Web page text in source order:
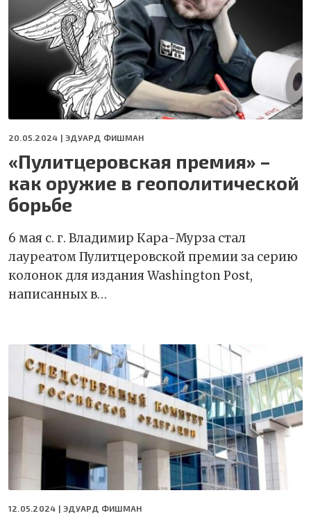
20.05.2024 |ЭДУАРД ФИШМАН
«Пулитцеровская премия» –
как оружие в геополитической
борьбе
6 мая с. г. Владимир Кара-Мурза стал
лауреатом Пулитцеровской премии за серию
колонок для издания Washington Post,
написанных в…
12.05.2024 |ЭДУАРД ФИШМАН